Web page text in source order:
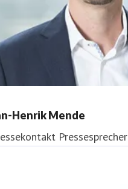
Henrik Mende
Pressesprecher